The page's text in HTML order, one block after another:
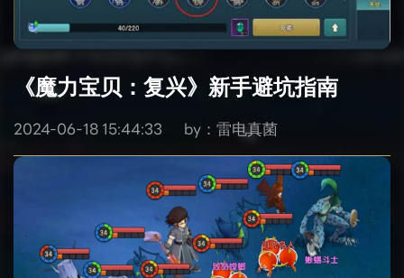
《魔力宝贝：复兴》新手避坑指南
2024-06-18 15:44:33 by：雷电真菌